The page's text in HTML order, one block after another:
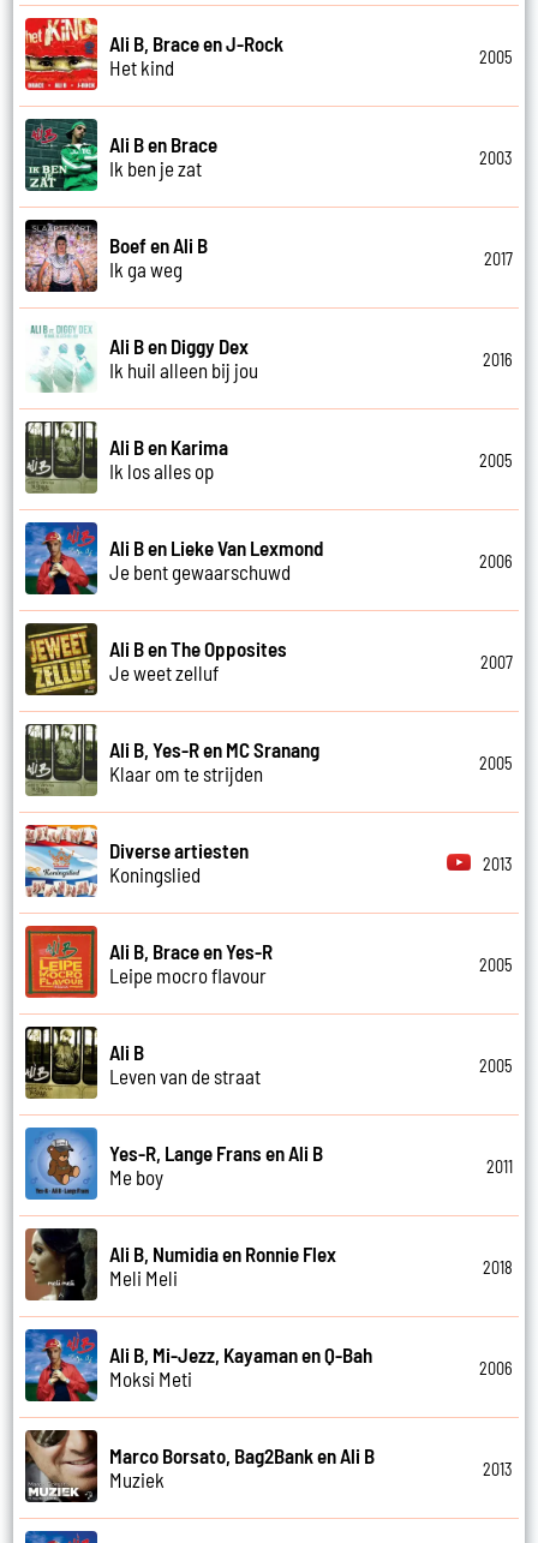
Ali B, Brace en J-Rock
Het kind
2005
Ali B en Brace
Ik ben je zat
2003
Boef en Ali B
Ik ga weg
2017
Ali B en Diggy Dex
Ik huil alleen bij jou
2016
Ali B en Karima
Ik los alles op
2005
Ali B en Lieke Van Lexmond
Je bent gewaarschuwd
2006
Ali B en The Opposites
Je weet zelluf
2007
Ali B, Yes-R en MC Sranang
Klaar om te strijden
2005
Diverse artiesten
Koningslied
2013
Ali B, Brace en Yes-R
Leipe mocro flavour
2005
Ali B
Leven van de straat
2005
Yes-R, Lange Frans en Ali B
Me boy
2011
Ali B, Numidia en Ronnie Flex
Meli Meli
2018
Ali B, Mi-Jezz, Kayaman en Q-Bah
Moksi Meti
2006
Marco Borsato, Bag2Bank en Ali B
Muziek
2013